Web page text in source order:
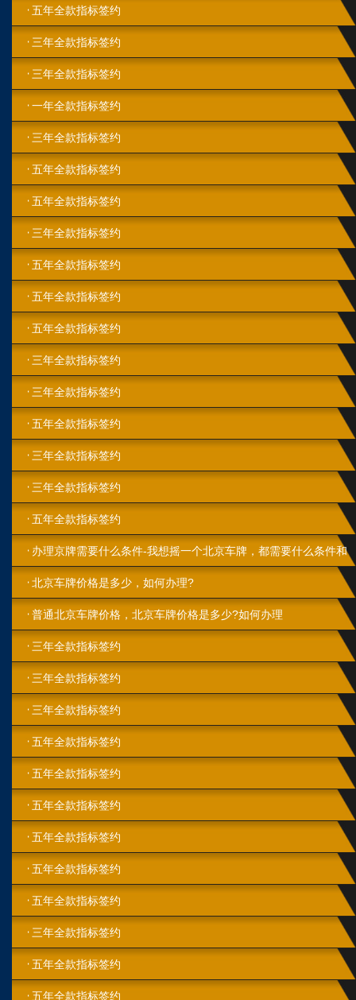
五年全款指标签约
三年全款指标签约
三年全款指标签约
一年全款指标签约
三年全款指标签约
五年全款指标签约
五年全款指标签约
三年全款指标签约
五年全款指标签约
五年全款指标签约
五年全款指标签约
三年全款指标签约
三年全款指标签约
五年全款指标签约
三年全款指标签约
三年全款指标签约
五年全款指标签约
办理京牌需要什么条件-我想摇一个北京车牌，都需要什么条件和
步骤?北京车牌价格是多少，如何办理?
普通北京车牌价格，北京车牌价格是多少?如何办理
三年全款指标签约
三年全款指标签约
三年全款指标签约
五年全款指标签约
五年全款指标签约
五年全款指标签约
五年全款指标签约
五年全款指标签约
五年全款指标签约
三年全款指标签约
五年全款指标签约
五年全款指标签约